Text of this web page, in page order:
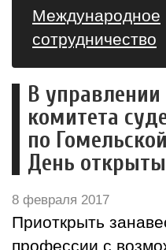
Международное
сотрудничество
В управлении
комитета
по
День
8 февраля 2017
Приоткрыть
профессии с